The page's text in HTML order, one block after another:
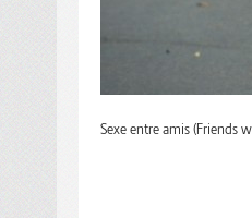
Sexe entre amis (Friends